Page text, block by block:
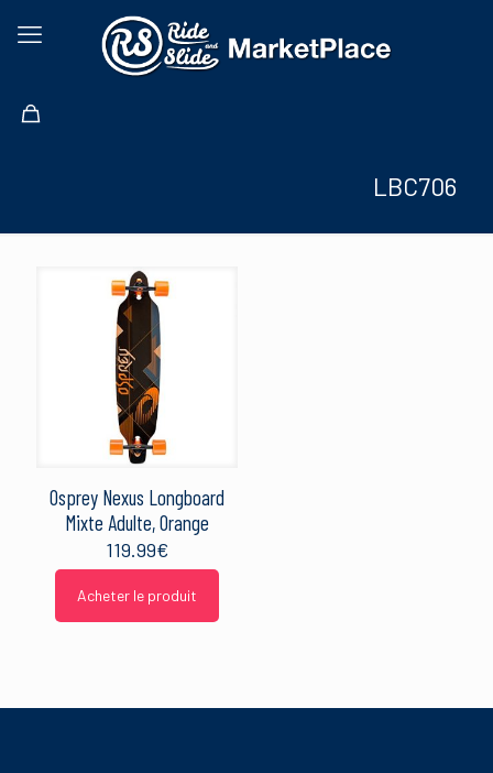
LBC706
Osprey Nexus Longboard
Mixte Adulte, Orange
119.99€
Acheter le produit